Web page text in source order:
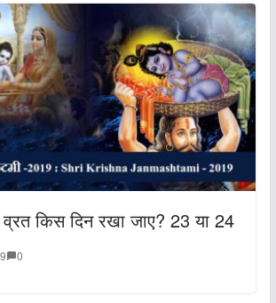
व्रत किस दिन रखा जाए? 23 या 24
0